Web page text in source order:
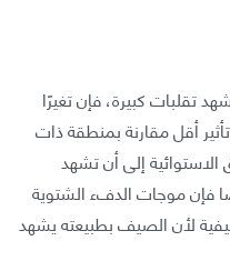
تقلبات كبيرة، فإن تغيرًا
أقل مقارنة بمنطقة ذات
الاستوائية إلى أن تشهد
فإن موجات الدفء الشتوية
لأن الصيف بطبيعته يشهد